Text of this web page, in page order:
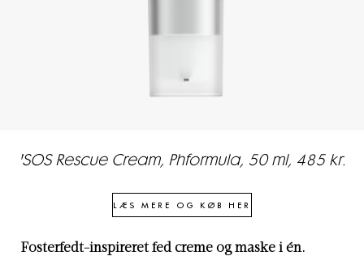
'SOS Rescue Cream, Phformula, 50 ml, 485 kr.
LÆS MERE OG KØB HER
Fosterfedt-inspireret fed creme og maske i én.